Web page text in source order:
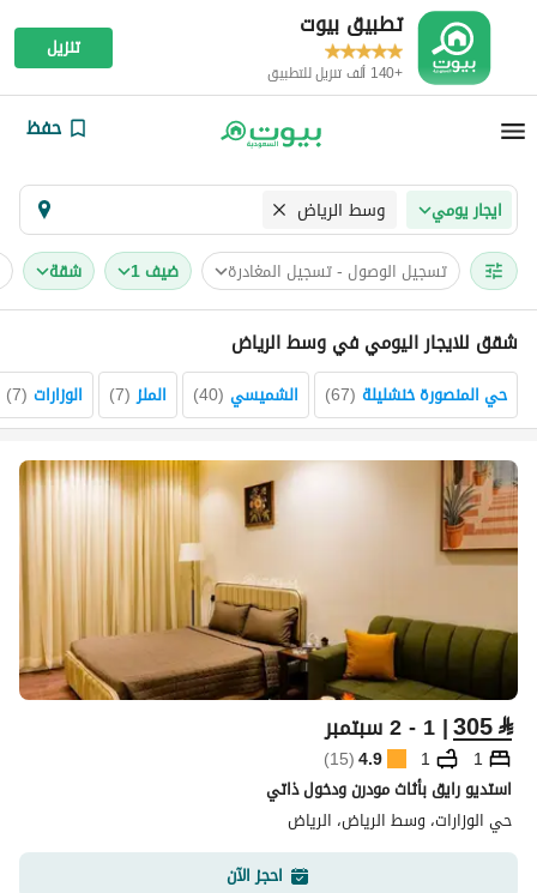
تطبيق بيوت
+140 ألف تنزيل للتطبيق
تنزيل
حفظ
ايجار يومي وسط الرياض
تسجيل الوصول - تسجيل المغادرة ضيف 1 شقة
شقق للايجار اليومي في وسط الرياض
حي المنصورة خنشليلة (
67
) الشميسي (
40
) الملز (
7
) الوزارات (
7
)
⃁
305| 1 - 2 سبتمبر
1
1
4.9
(
15
)
استديو رايق بأثاث مودرن ودخول ذاتي
حي الوزارات، وسط الرياض، الرياض
احجز الآن